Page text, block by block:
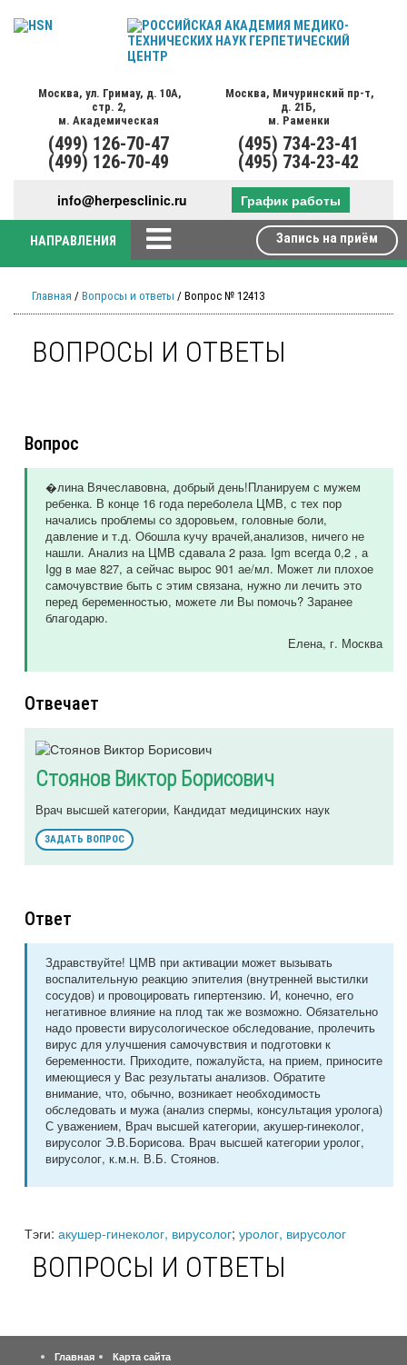
Москва, ул. Гримау, д. 10А,
стр. 2,
м. Академическая
(499) 126-70-47
(499) 126-70-49
Москва, Мичуринский пр-т,
д. 21Б,
м. Раменки
(495) 734-23-41
(495) 734-23-42
info@herpesclinic.ru График работы
НАПРАВЛЕНИЯ Запись на приём
Главная / Вопросы и ответы / Вопрос № 12413
ВОПРОСЫ И ОТВЕТЫ
Вопрос
�лина Вячеславовна, добрый день!Планируем с мужем
ребенка. В конце 16 года переболела ЦМВ, с тех пор
начались проблемы со здоровьем, головные боли,
давление и т.д. Обошла кучу врачей,анализов, ничего не
нашли. Анализ на ЦМВ сдавала 2 раза. Igm всегда 0,2 , а
Igg в мае 827, а сейчас вырос 901 ае/мл. Может ли плохое
самочувствие быть с этим связана, нужно ли лечить это
перед беременностью, можете ли Вы помочь? Заранее
благодарю.
Елена, г. Москва
Отвечает
Стоянов Виктор Борисович
Врач высшей категории, Кандидат медицинских наук
ЗАДАТЬ ВОПРОС
Ответ
Здравствуйте! ЦМВ при активации может вызывать
воспалительную реакцию эпителия (внутренней выстилки
сосудов) и провоцировать гипертензию. И, конечно, его
негативное влияние на плод так же возможно. Обязательно
надо провести вирусологическое обследование, пролечить
вирус для улучшения самочувствия и подготовки к
беременности. Приходите, пожалуйста, на прием, приносите
имеющиеся у Вас результаты анализов. Обратите
внимание, что, обычно, возникает необходимость
обследовать и мужа (анализ спермы, консультация уролога)
С уважением, Врач высшей категории, акушер-гинеколог,
вирусолог Э.В.Борисова. Врач высшей категории уролог,
вирусолог, к.м.н. В.Б. Стоянов.
Тэги: акушер-гинеколог, вирусолог; уролог, вирусолог
ВОПРОСЫ И ОТВЕТЫ
Главная
Карта сайта